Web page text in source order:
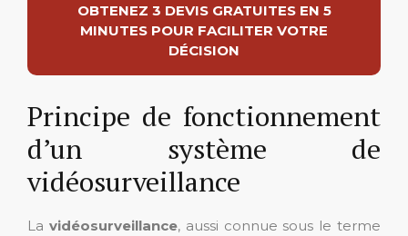
OBTENEZ 3 DEVIS GRATUITES EN 5
MINUTES POUR FACILITER VOTRE
DÉCISION
Principe de fonctionnement
d’un système de
vidéosurveillance
La vidéosurveillance, aussi connue sous le terme